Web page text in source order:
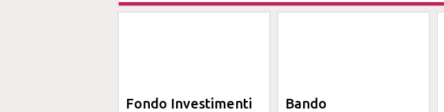
Fondo Investimenti Bando